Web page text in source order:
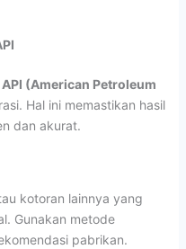
API (American Petroleum
Hal ini memastikan hasil
dan akurat.
kotoran lainnya yang
Gunakan metode
pabrikan.